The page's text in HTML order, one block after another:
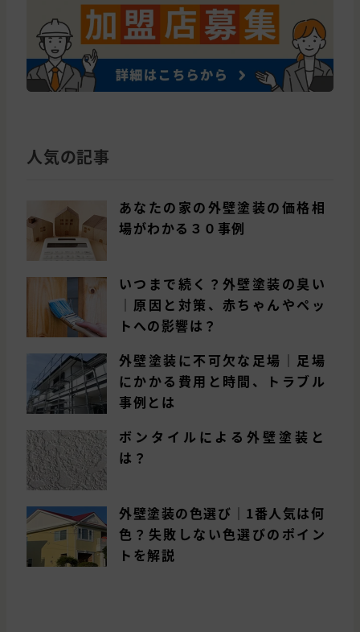
人気の記事
あなたの家の外壁塗装の価格相
場がわかる３０事例
いつまで続く？外壁塗装の臭い
｜原因と対策、赤ちゃんやペッ
トへの影響は？
外壁塗装に不可欠な足場｜足場
にかかる費用と時間、トラブル
事例とは
ボンタイルによる外壁塗装と
は？
外壁塗装の色選び｜1番人気は何
色？失敗しない色選びのポイン
トを解説